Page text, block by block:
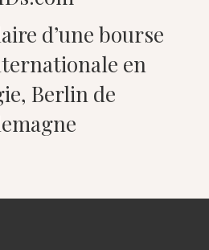
d’une bourse
en
Berlin de